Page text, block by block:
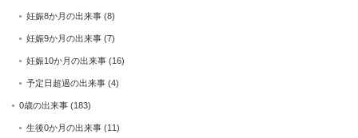
妊娠8か月の出来事 (8)
妊娠9か月の出来事 (7)
妊娠10か月の出来事 (16)
予定日超過の出来事 (4)
0歳の出来事 (183)
生後0か月の出来事 (11)